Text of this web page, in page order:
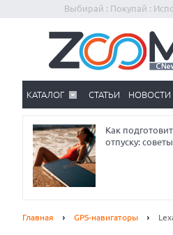
Выбирай : Покупай :
КАТАЛОГ СТАТЬИ НОВОСТИ
Как
отпуску:
Главная GPS-навигаторы